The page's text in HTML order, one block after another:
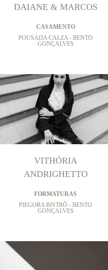
DAIANE & MARCOS
CASAMENTO
POUSADA CALZA - BENTO
GONÇALVES
VITHÓRIA
ANDRIGHETTO
FORMATURAS
PIEGORA BISTRÔ - BENTO
GONÇALVES